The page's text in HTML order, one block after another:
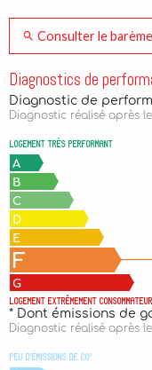
Consulter le
Diagnostics de